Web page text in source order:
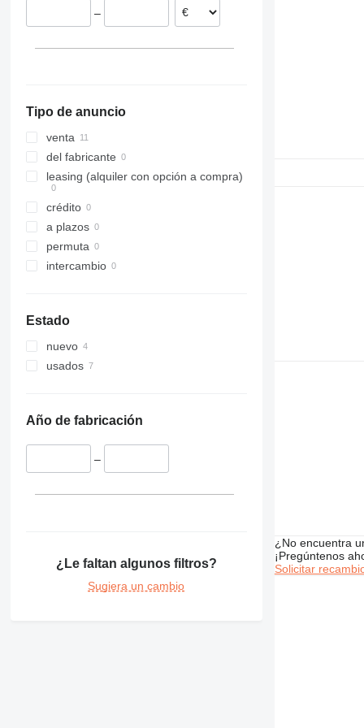
317
318
320
321
323
324
325
326
340
345
365
374
424
ZX350
ZX650
ZX670
ZX870
–
Tipo de anuncio
venta
del fabricante
leasing (alquiler con opción a compra)
crédito
a plazos
permuta
intercambio
Estado
nuevo
usados
Año de fabricación
–
¿Le faltan algunos filtros?
Sugiera un cambio
¿No encuentra
¡Pregúntenos
Solicitar